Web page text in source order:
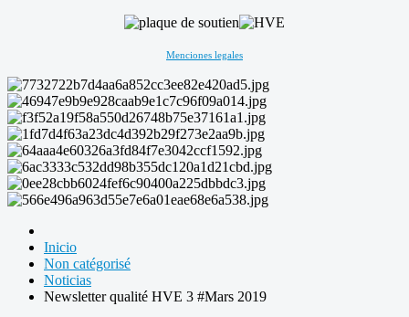
Menciones legales
Inicio
Non catégorisé
Noticias
Newsletter qualité HVE 3 #Mars 2019